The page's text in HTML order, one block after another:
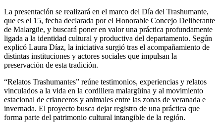
La presentación se realizará en el marco del Día del Trashumante,
que es el 15, fecha declarada por el Honorable Concejo Deliberante
de Malargüe, y buscará poner en valor una práctica profundamente
ligada a la identidad cultural y productiva del departamento. Según
explicó Laura Díaz, la iniciativa surgió tras el acompañamiento de
distintas instituciones y actores sociales que impulsan la
preservación de esta tradición.
“Relatos Trashumantes” reúne testimonios, experiencias y relatos
vinculados a la vida en la cordillera malargüina y al movimiento
estacional de crianceros y animales entre las zonas de veranada e
invernada. El proyecto busca dejar registro de una práctica que
forma parte del patrimonio cultural intangible de la región.